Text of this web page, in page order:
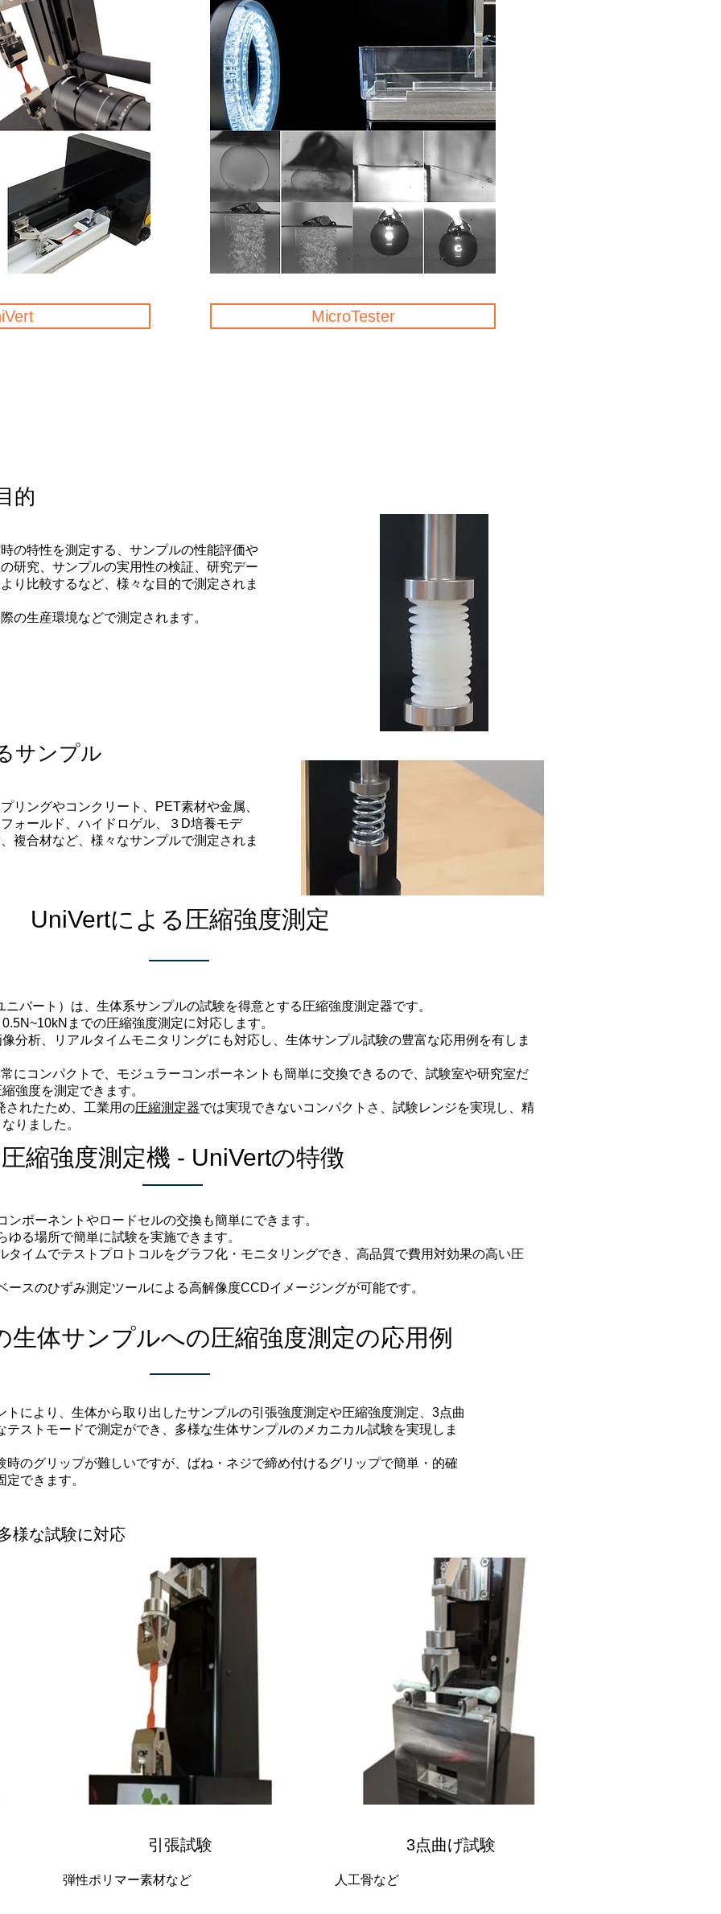
MicroTester
的
の特性を測定する、サンプルの性能評価や
研究、サンプルの実用性の検証、研究デー
り比較するなど、様々な目的で測定されま
の生産環境などで測定されます。
サンプル
リングやコンクリート、PET素材や金属、
ォールド、ハイドロゲル、３D培養モデ
複合材など、様々なサンプルで測定されま
UniVertによる圧縮強度測定
バート）は、生体系サンプルの試験を得意とする圧縮強度測定器です。
までの圧縮強度測定に対応します。
分析、リアルタイムモニタリングにも対応し、生体サンプル試験の豊富な応用例を有しま
にコンパクトで、モジュラーコンポーネントも簡単に交換できるので、試験室や研究室だ
強度を測定できます。
されたため、工業用の圧縮測定器では実現できないコンパクトさ、試験レンジを実現し、精
りました。
圧縮強度測定機 - UniVertの特徴
ポーネントやロードセルの交換も簡単にできます。
る場所で簡単に試験を実施できます。
タイムでテストプロトコルをグラフ化・モニタリングでき、高品質で費用対効果の高い圧
ースのひずみ測定ツールによる高解像度CCDイメージングが可能です。
生体サンプルへの圧縮強度測定の応用例
トにより、生体から取り出したサンプルの引張強度測定や圧縮強度測定、3点曲
テストモードで測定ができ、多様な生体サンプルのメカニカル試験を実現しま
時のグリップが難しいですが、ばね・ネジで締め付けるグリップで簡単・的確
できます。
様な試験に対応
引張試験
弾性ポリマー素材など
3点曲げ試験
人工骨など